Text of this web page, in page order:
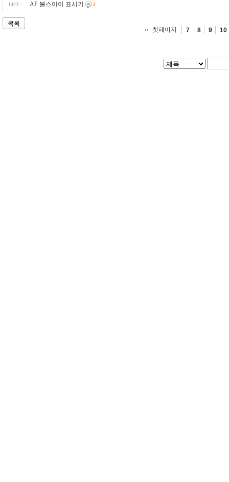
1423 AF 불스아이 표시기 2
목록
첫페이지
7 8 9 10